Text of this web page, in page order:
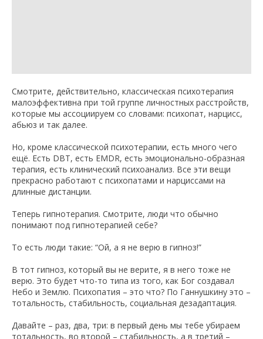
Смотрите, действительно, классическая психотерапия
малоэффективна при той группе личностных расстройств,
которые мы ассоциируем со словами: психопат, нарцисс,
абьюз и так далее.
Но, кроме классической психотерапии, есть много чего
ещё. Есть DBT, есть EMDR, есть эмоционально-образная
терапия, есть клинический психоанализ. Все эти вещи
прекрасно работают с психопатами и нарциссами на
длинные дистанции.
Теперь гипнотерапия. Смотрите, люди что обычно
понимают под гипнотерапией себе?
То есть люди такие: “Ой, а я не верю в гипноз!”
В тот гипноз, который вы не верите, я в него тоже не
верю. Это будет что-то типа из того, как Бог создавал
Небо и Землю. Психопатия – это что? По Ганнушкину это –
тотальность, стабильность, социальная дезадаптация.
Давайте – раз, два, три: в первый день мы тебе убираем
тотальность, во второй – стабильность, а в третий –